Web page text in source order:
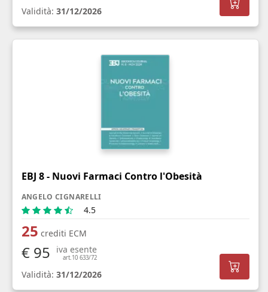
Validità: 31/12/2026
EBJ 8 - Nuovi Farmaci Contro l'Obesità
ANGELO CIGNARELLI
4.5
25 crediti ECM
€ 95 iva esente
art.10 633/72
Validità: 31/12/2026